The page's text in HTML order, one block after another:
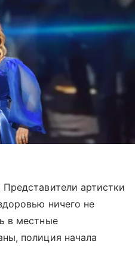
артистки
ничего не
в местные
полиция начала